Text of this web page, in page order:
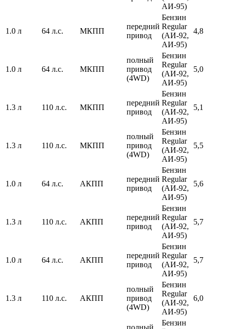
АИ-95)
1.0 л 64 л.с. МКПП
передний
привод
Бензин
Regular
(АИ-92,
АИ-95)
4,8
1.0 л 64 л.с. МКПП
полный
привод
(4WD)
Бензин
Regular
(АИ-92,
АИ-95)
5,0
1.3 л 110 л.с. МКПП
передний
привод
Бензин
Regular
(АИ-92,
АИ-95)
5,1
1.3 л 110 л.с. МКПП
полный
привод
(4WD)
Бензин
Regular
(АИ-92,
АИ-95)
5,5
1.0 л 64 л.с. АКПП
передний
привод
Бензин
Regular
(АИ-92,
АИ-95)
5,6
1.3 л 110 л.с. АКПП
передний
привод
Бензин
Regular
(АИ-92,
АИ-95)
5,7
1.0 л 64 л.с. АКПП
передний
привод
Бензин
Regular
(АИ-92,
АИ-95)
5,7
1.3 л 110 л.с. АКПП
полный
привод
(4WD)
Бензин
Regular
(АИ-92,
АИ-95)
6,0
Бензин